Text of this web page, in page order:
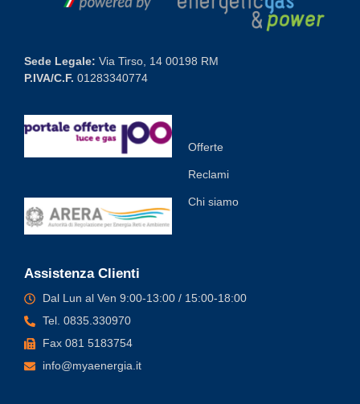
Sede Legale: Via Tirso, 14 00198 RM
P.IVA/C.F. 01283340774
Offerte
Reclami
Chi siamo
Assistenza Clienti
Dal Lun al Ven 9:00-13:00 / 15:00-18:00
Tel. 0835.330970
Fax 081 5183754
info@myaenergia.it